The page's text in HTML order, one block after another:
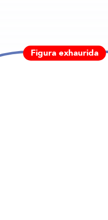
Figura exhaurida